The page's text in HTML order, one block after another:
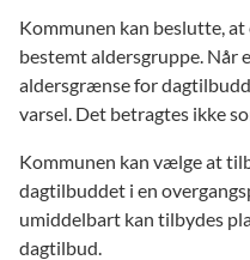
Kommunen kan beslutte,
bestemt aldersgruppe. Når
aldersgrænse for
varsel. Det betragtes ikke
Kommunen kan vælge at
dagtilbuddet i en
umiddelbart kan tilbydes
dagtilbud.